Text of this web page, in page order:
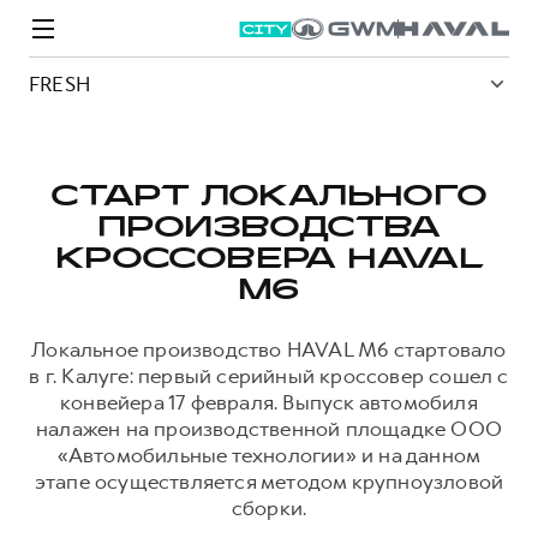
FRESH
Модели
M6
от 2 049 000 ₽
JOLION
от 2 049 000 ₽
Покупателям
Автомобили в наличии
Конфигуратор HAVAL
Аксессуары HAVAL
Каталоги и прайс-листы
Владельцам
Все о сервисе
Запись на сервис
Моторное масло
Стоимость ТО
Спецпредложения
Покупателям
Владельцам
О дилере
О бренде
Новости
О GWM
СТАРТ ЛОКАЛЬНОГО
ПРОИЗВОДСТВА
КРОССОВЕРА HAVAL
M6
Локальное производство HAVAL M6 стартовало
в г. Калуге: первый серийный кроссовер сошел с
конвейера 17 февраля. Выпуск автомобиля
налажен на производственной площадке ООО
«Автомобильные технологии» и на данном
этапе осуществляется методом крупноузловой
сборки.